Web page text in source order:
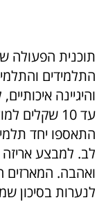
תוכנית הפעולה
והיגיינה
עד 10
התאספו יחד
לב. למבצע
ואהבה. המארזים
לנערות בסיכון